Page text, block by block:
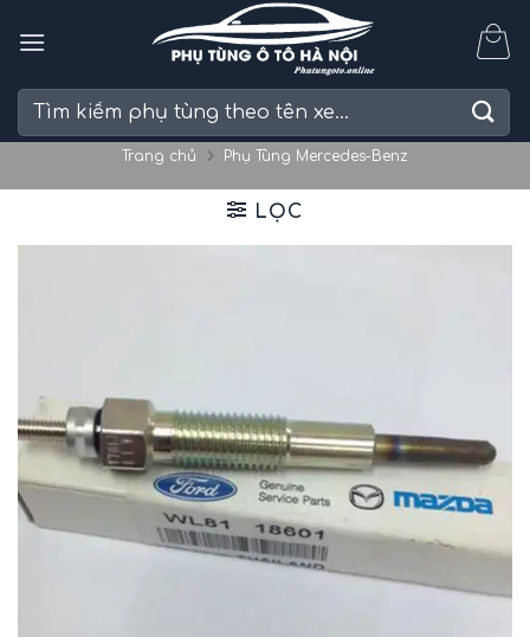
Tìm
Trang chủ Phụ Tùng Mercedes-Benz
LỌC